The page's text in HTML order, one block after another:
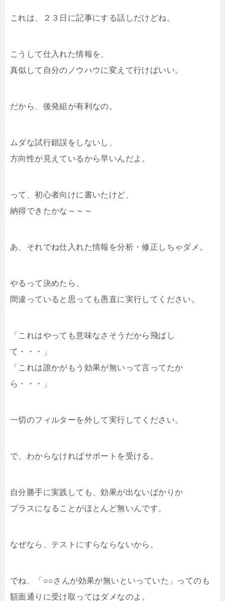
これは、２３日に記事にする話しだけどね。
こうして仕入れた情報を、
真似して自分のノウハウに変えて行けばいい。
だから、後発組が有利なの。
ムダな試行錯誤をしないし、
方向性が見えているから早いんだよ。
って、初心者向けに書いたけど、
納得できたかな～～～
あ、それでね仕入れた情報を分析・修正しちゃダメ。
やるって決めたら、
間違っていると思っても愚直に実行してください。
「これはやっても意味なさそうだから飛ばし
て・・・」
「これは誰かがもう効果が無いって言ってたか
ら・・・」
一切のフィルターを外して実行してください。
で、わからなければサポートを受ける。
自分勝手に実践しても、効果が出ないばかりか
プラスになることがほとんど無いんです。
なぜなら、テストにすらならないから。
でね、「○○さんが効果が無いといっていた」ってのも
額面通りに受け取ってはダメなのよ。